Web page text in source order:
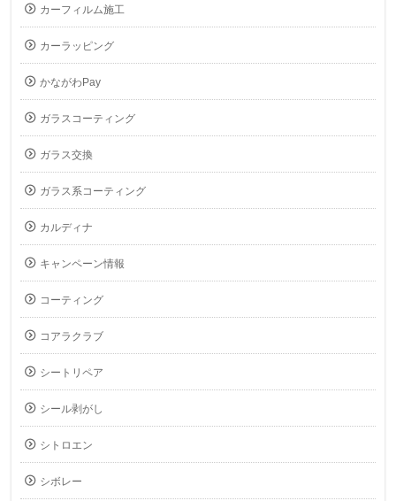
カーフィルム施工
カーラッピング
かながわPay
ガラスコーティング
ガラス交換
ガラス系コーティング
カルディナ
キャンペーン情報
コーティング
コアラクラブ
シートリペア
シール剥がし
シトロエン
シボレー